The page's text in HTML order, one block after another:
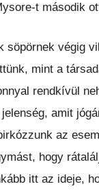
t második
söpörnek végig
mint a
rendkívül
amit
az
hogy
itt az ideje,